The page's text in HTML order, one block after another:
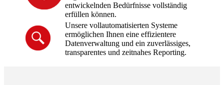
entwickelnden Bedürfnisse vollständig
erfüllen können.
Unsere vollautomatisierten Systeme
ermöglichen Ihnen eine effizientere
Datenverwaltung und ein zuverlässiges,
transparentes und zeitnahes Reporting.